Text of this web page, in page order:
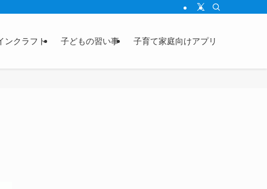
ンクラフト 子どもの習い事 子育て家庭向けアプリ